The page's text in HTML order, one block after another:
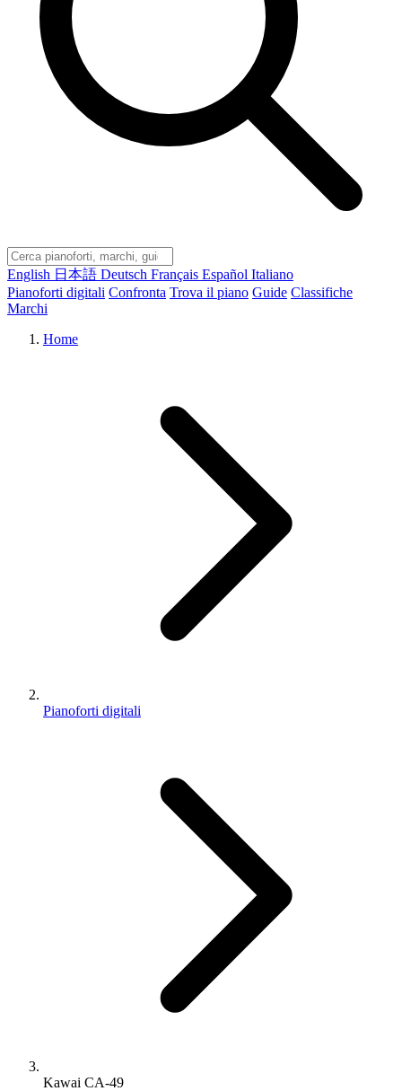
English 日本語 Deutsch Français Español Italiano
Pianoforti digitali Confronta Trova il piano Guide Classifiche
Marchi
Home
Pianoforti digitali
Kawai CA-49